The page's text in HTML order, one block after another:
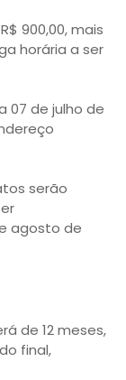
900,00, mais
horária a ser
07 de julho de
serão
agosto de
de 12 meses,
final,